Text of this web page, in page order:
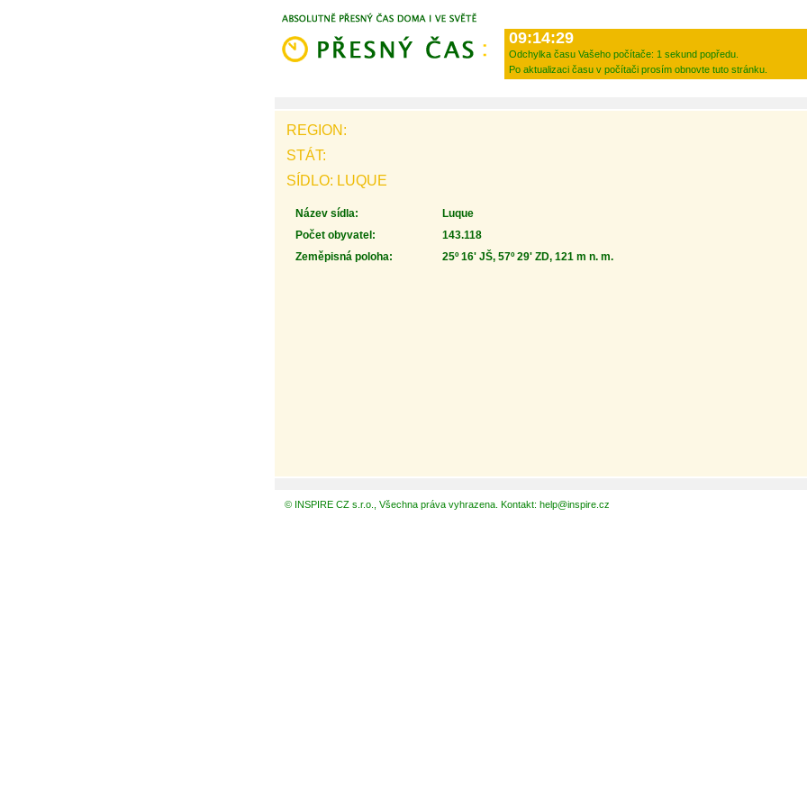
09:14:29
Odchylka času Vašeho počítače: 1 sekund popředu.
Po aktualizaci času v počítači prosím obnovte tuto stránku.
REGION:
STÁT:
SÍDLO: LUQUE
Název sídla:
Luque
Počet obyvatel:
143.118
Zeměpisná poloha:
25º 16' JŠ, 57º 29' ZD, 121 m n. m.
© INSPIRE CZ s.r.o., Všechna práva vyhrazena. Kontakt: help@inspire.cz